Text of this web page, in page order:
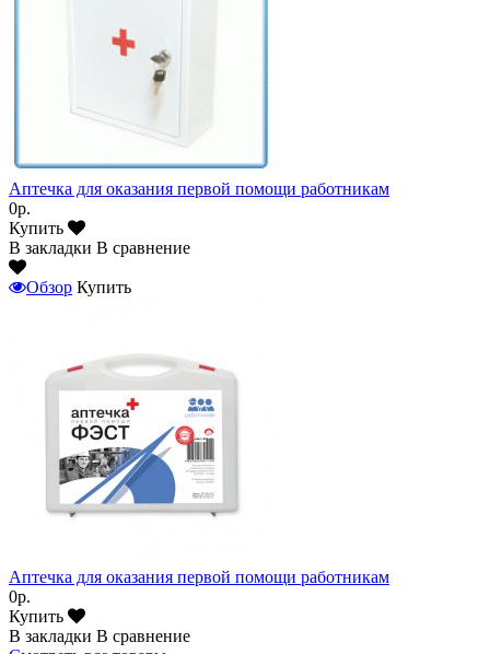
Аптечка для оказания первой помощи работникам
0р.
Купить
В закладки В сравнение
Обзор Купить
Аптечка для оказания первой помощи работникам
0р.
Купить
В закладки В сравнение